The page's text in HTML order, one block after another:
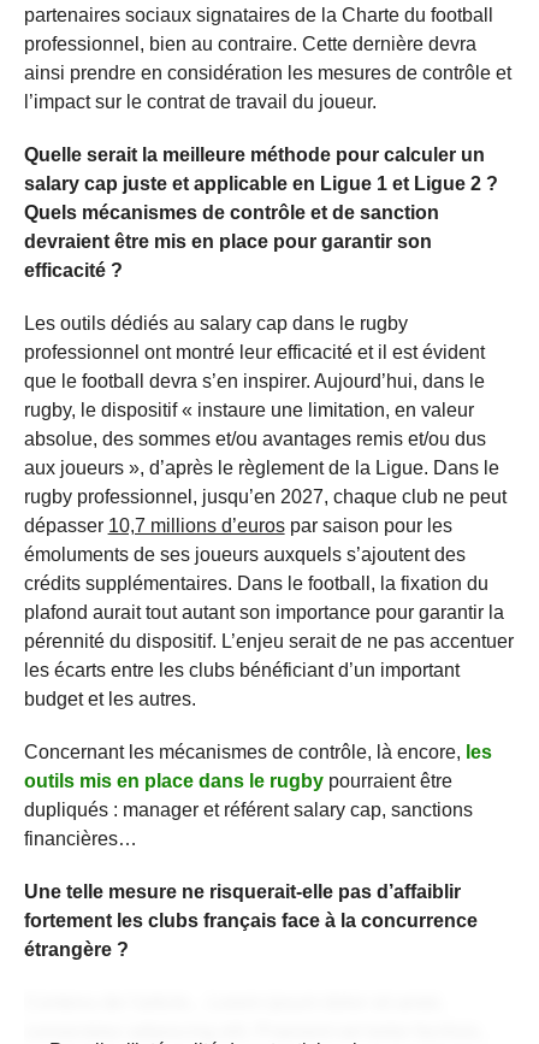
partenaires sociaux signataires de la Charte du football
professionnel, bien au contraire. Cette dernière devra
ainsi prendre en considération les mesures de contrôle et
l’impact sur le contrat de travail du joueur.
Quelle serait la meilleure méthode pour calculer un
salary cap juste et applicable en Ligue 1 et Ligue 2 ?
Quels mécanismes de contrôle et de sanction
devraient être mis en place pour garantir son
efficacité ?
Les outils dédiés au salary cap dans le rugby
professionnel ont montré leur efficacité et il est évident
que le football devra s’en inspirer. Aujourd’hui, dans le
rugby, le dispositif « instaure une limitation, en valeur
absolue, des sommes et/ou avantages remis et/ou dus
aux joueurs », d’après le règlement de la Ligue. Dans le
rugby professionnel, jusqu’en 2027, chaque club ne peut
dépasser 10,7 millions d’eurospar saison pour les
émoluments de ses joueurs auxquels s’ajoutent des
crédits supplémentaires. Dans le football, la fixation du
plafond aurait tout autant son importance pour garantir la
pérennité du dispositif. L’enjeu serait de ne pas accentuer
les écarts entre les clubs bénéficiant d’un important
budget et les autres.
Concernant les mécanismes de contrôle, là encore, les
outils mis en place dans le rugbypourraient être
dupliqués : manager et référent salary cap, sanctions
financières…
Une telle mesure ne risquerait-elle pas d’affaiblir
fortement les clubs français face à la concurrence
étrangère ?